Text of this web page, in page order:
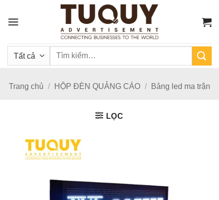
qua
Tìm
Trang chủ / HỘP ĐÈN QUẢNG CÁO / Bảng led ma trận
LỌC